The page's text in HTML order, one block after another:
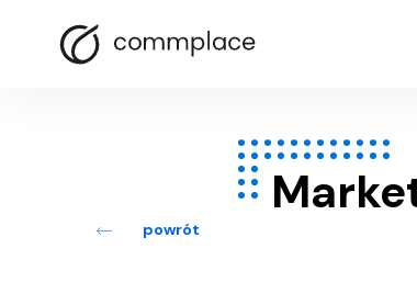
powrót